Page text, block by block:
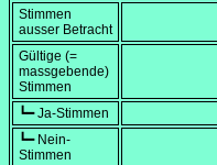
Stimmen
ausser Betracht
Gültige (=
massgebende)
Stimmen
┗━ Ja-Stimmen
┗━ Nein-
Stimmen